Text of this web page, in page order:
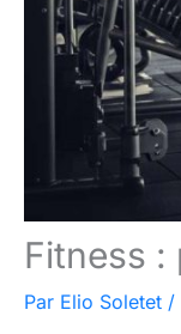
Fitness :
Par Elio Soletet /